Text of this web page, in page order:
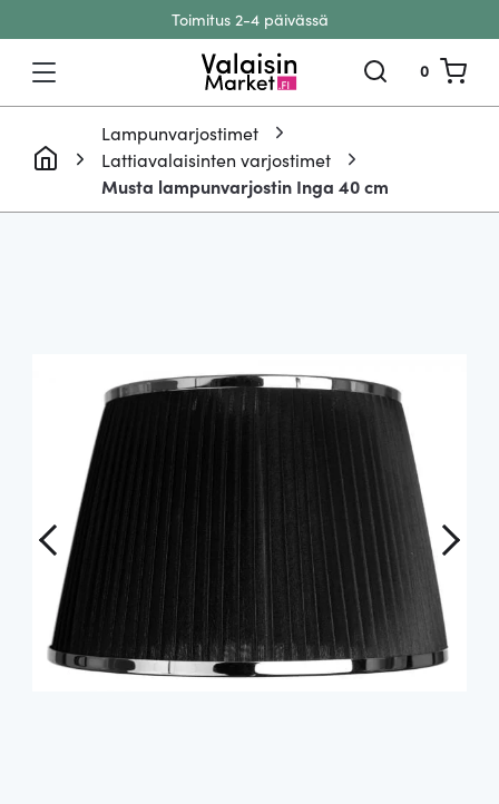
Toimitus 2-4 päivässä
Siirry sisältöön 0
Lampunvarjostimet
Lattiavalaisinten varjostimet
Musta lampunvarjostin Inga 40 cm